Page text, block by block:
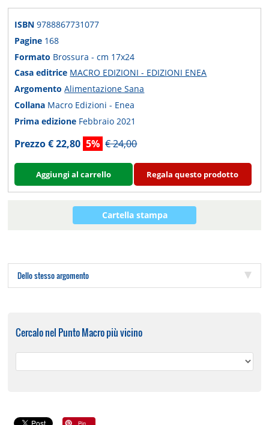
ISBN9788867731077
Pagine 168
Formato Brossura - cm 17x24
Casa editrice MACRO EDIZIONI - EDIZIONI ENEA
ArgomentoAlimentazione Sana
Collana Macro Edizioni - Enea
Prima edizione Febbraio 2021
Prezzo € 22,80 5% € 24,00
Aggiungi al carrello Regala questo prodotto
Cartella stampa
Dello stesso argomento
Cercalo nel Punto Macro più vicino